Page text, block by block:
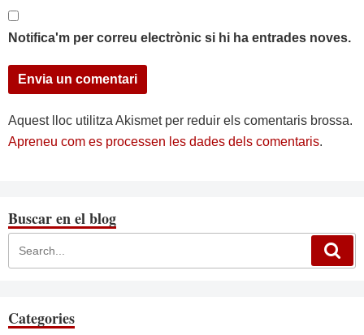
Notifica'm per correu electrònic si hi ha entrades noves.
Aquest lloc utilitza Akismet per reduir els comentaris brossa.
Apreneu com es processen les dades dels comentaris.
Buscar en el blog
Categories